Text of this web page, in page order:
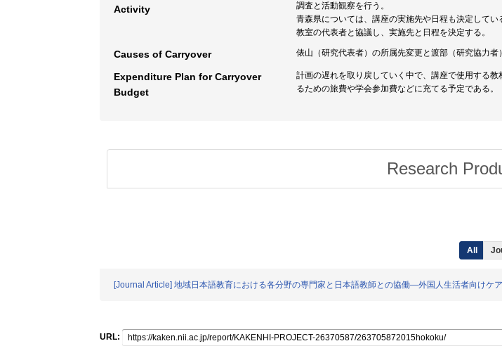
Activity
調査と活動観察を行う。
青森県については、講座の実施先や日程も決定して
教室の代表者と協議し、実施先と日程を決定する。
Causes of Carryover 俵山（研究代表者）の所属先変更と渡部（研究協力
Expenditure Plan for Carryover
Budget
計画の遅れを取り戻していく中で、講座で使用する
るための旅費や学会参加費などに充てる予定である。
Research
All
[Journal Article] 地域日本語教育における各分野の専門家と日本語教師との協働―外国人生活者向け
URL: